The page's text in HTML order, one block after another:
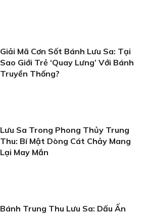
Giải Mã Cơn Sốt Bánh Lưu Sa: Tại
Sao Giới Trẻ ‘Quay Lưng’ Với Bánh
Truyền Thống?
Lưu Sa Trong Phong Thủy Trung
Thu: Bí Mật Dòng Cát Chảy Mang
Lại May Mắn
Bánh Trung Thu Lưu Sa: Dấu Ấn